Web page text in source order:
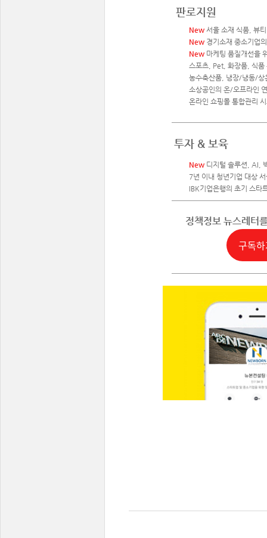
판로지원
New 서울 소재 식품, 뷰
New 경기소재 중소기업
New 마케팅 품질개선을
스포츠, Pet, 화장품, 식
농수축산품, 냉장/냉동/상
소상공인의 온/오프라인
온라인 쇼핑몰 통합관리
투자 & 보육
New 디지털 솔루션, AI,
7년 이내 청년기업 대상
IBK기업은행의 초기 스타
정책정보 뉴스레터
구독